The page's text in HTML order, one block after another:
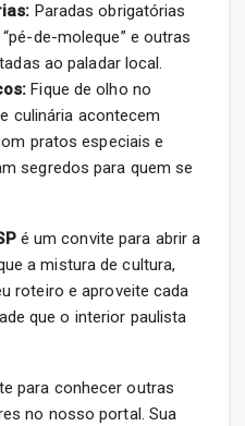
Paradas obrigatórias
de-moleque” e outras
ao paladar local.
Fique de olho no
culinária acontecem
pratos especiais e
segredos para quem se
é um convite para abrir a
a mistura de cultura,
roteiro e aproveite cada
que o interior paulista
para conhecer outras
no nosso portal. Sua